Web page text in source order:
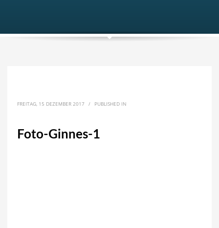
FREITAG, 15 DEZEMBER 2017 / PUBLISHED IN
Foto-Ginnes-1